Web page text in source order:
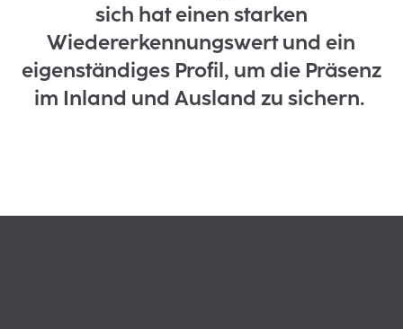
sich hat einen starken
Wiedererkennungswert und ein
eigenständiges Profil, um die Präsenz
im Inland und Ausland zu sichern.